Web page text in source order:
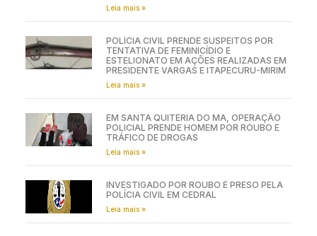
Leia mais »
POLÍCIA CIVIL PRENDE SUSPEITOS POR
TENTATIVA DE FEMINICÍDIO E
ESTELIONATO EM AÇÕES REALIZADAS EM
PRESIDENTE VARGAS E ITAPECURU-MIRIM
Leia mais »
EM SANTA QUITÉRIA DO MA, OPERAÇÃO
POLICIAL PRENDE HOMEM POR ROUBO E
TRÁFICO DE DROGAS
Leia mais »
INVESTIGADO POR ROUBO É PRESO PELA
POLÍCIA CIVIL EM CEDRAL
Leia mais »